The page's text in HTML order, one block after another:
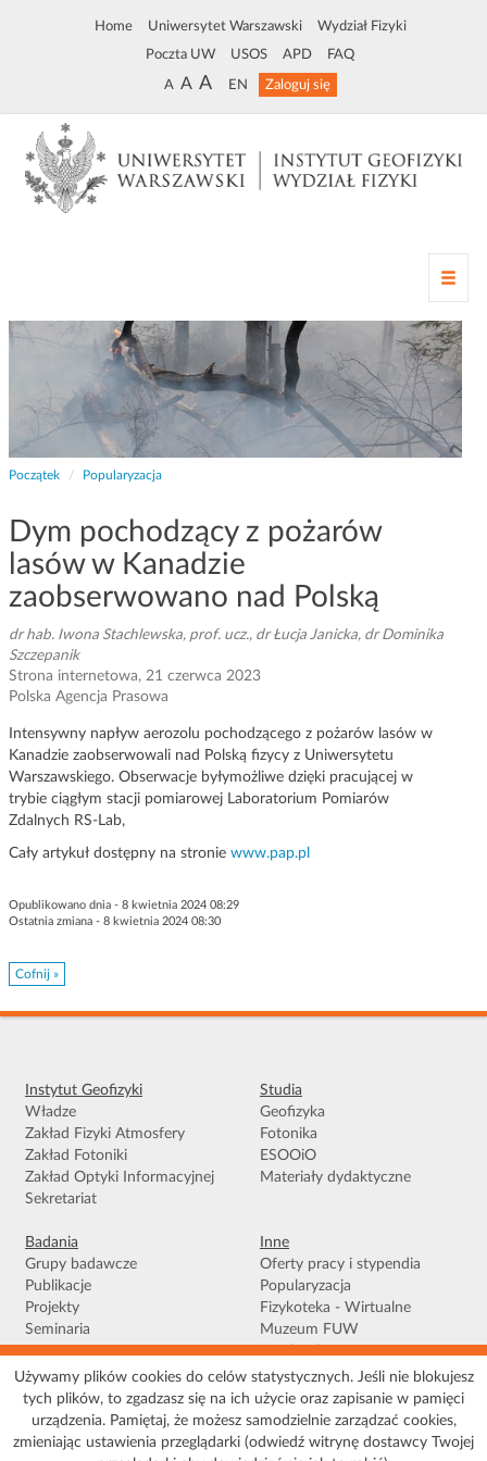
Home Uniwersytet Warszawski Wydział Fizyki
Poczta UW USOS APD FAQ
A A A EN Zaloguj się
Z
m
i
a
n
n
a
w
Początek Popularyzacja
Dym pochodzący z pożarów
lasów w Kanadzie
zaobserwowano nad Polską
dr hab. Iwona Stachlewska, prof. ucz., dr Łucja Janicka, dr Dominika
Szczepanik
Strona internetowa, 21 czerwca 2023
Polska Agencja Prasowa
Intensywny napływ aerozolu pochodzącego z pożarów lasów w
Kanadzie zaobserwowali nad Polską fizycy z Uniwersytetu
Warszawskiego. Obserwacje byłymożliwe dzięki pracującej w
trybie ciągłym stacji pomiarowej Laboratorium Pomiarów
Zdalnych RS-Lab,
Cały artykuł dostępny na stronie www.pap.pl
Opublikowano dnia - 8 kwietnia 2024 08:29
Ostatnia zmiana - 8 kwietnia 2024 08:30
Cofnij »
Instytut Geofizyki
Władze
Zakład Fizyki Atmosfery
Zakład Fotoniki
Zakład Optyki Informacyjnej
Sekretariat
Studia
Geofizyka
Fotonika
ESOOiO
Materiały dydaktyczne
Badania
Grupy badawcze
Publikacje
Projekty
Seminaria
Inne
Oferty pracy i stypendia
Popularyzacja
Fizykoteka - Wirtualne
Muzeum FUW
Warunki korzystania|Polityka prywatności |Pliki Cookies | Deklaracja
dostępności| Mapa serwisu
© 2026 Uniwersytet Warszawski, Wydział Fizyki, Instytut Geofizyki, ul. Pasteura 5,
Używamy plików cookies do celów statystycznych. Jeśli nie blokujesz
tych plików, to zgadzasz się na ich użycie oraz zapisanie w pamięci
urządzenia. Pamiętaj, że możesz samodzielnie zarządzać cookies,
zmieniając ustawienia przeglądarki (odwiedź witrynę dostawcy Twojej